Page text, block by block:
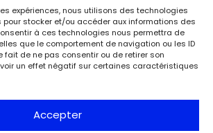
expériences, nous utilisons des technologies
stocker et/ou accéder aux informations des
à ces technologies nous permettra de
que le comportement de navigation ou les ID
fait de ne pas consentir ou de retirer son
un effet négatif sur certaines caractéristiques
Accepter
Gaulle raconte la Libération
à son épouse
de Paris – musée du général
Jean Moulin
l’anniversaire de la Libération de Paris, le
Jean Moulin expose la lettre du 27 août
de Gaulle à son épouse Yvonne, lui narrant
de la Libération de Paris.